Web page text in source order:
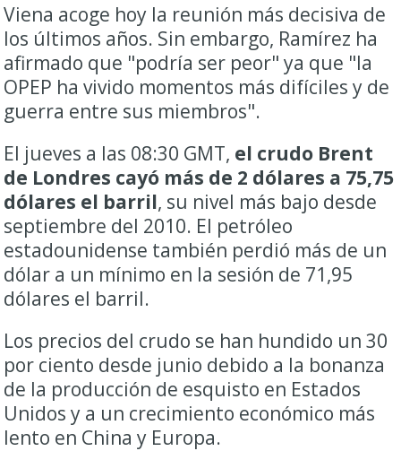
Viena acoge hoy la reunión más decisiva de
los últimos años. Sin embargo, Ramírez ha
afirmado que "podría ser peor" ya que "la
OPEP ha vivido momentos más difíciles y de
guerra entre sus miembros".
El jueves a las 08:30 GMT, el crudo Brent
de Londres cayó más de 2 dólares a 75,75
dólares el barril, su nivel más bajo desde
septiembre del 2010. El petróleo
estadounidense también perdió más de un
dólar a un mínimo en la sesión de 71,95
dólares el barril.
Los precios del crudo se han hundido un 30
por ciento desde junio debido a la bonanza
de la producción de esquisto en Estados
Unidos y a un crecimiento económico más
lento en China y Europa.